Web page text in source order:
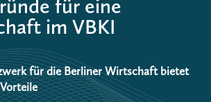
für eine
im VBKI
für die Berliner Wirtschaft bietet